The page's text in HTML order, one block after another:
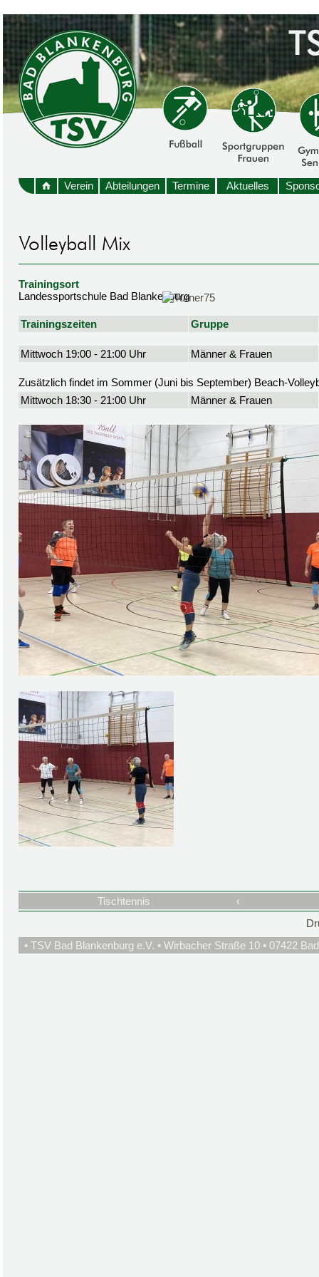
Verein Abteilungen Termine Aktuelles
Trainingsort
Landessportschule Bad Blankenburg
Trainingszeiten Gruppe
Mittwoch 19:00 - 21:00 Uhr Männer & Frauen
Zusätzlich findet im Sommer (Juni bis September) Beach-
Mittwoch 18:30 - 21:00 Uhr
Männer & Frauen
Tischtennis
‹
• TSV Bad Blankenburg e.V. • Wirbacher Straße 10 • 07422